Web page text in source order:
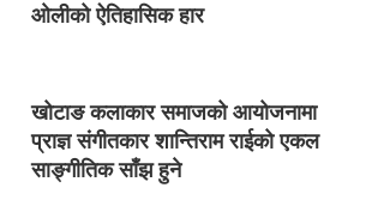
ओलीको ऐतिहासिक हार
खोटाङ कलाकार समाजको आयोजनामा
प्राज्ञ संगीतकार शान्तिराम राईको एकल
साङ्गीतिक साँझ हुने